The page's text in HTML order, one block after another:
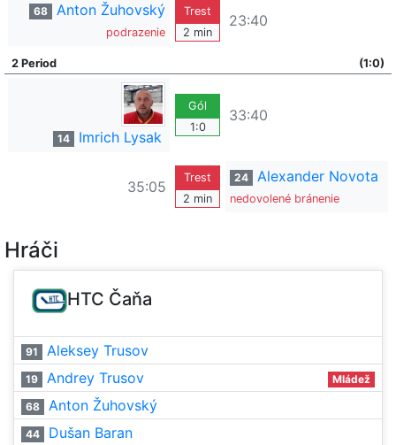
68 Anton Žuhovský
podrazenie
Trest
2 min
23:40
2 Period (1:0)
14 Imrich Lysak
Gól
1:0
33:40
35:05
Trest
2 min
24 Alexander Novota
nedovolené bránenie
Hráči
HTC Čaňa
91 Aleksey Trusov
19 Andrey Trusov Mládež
68 Anton Žuhovský
44 Dušan Baran